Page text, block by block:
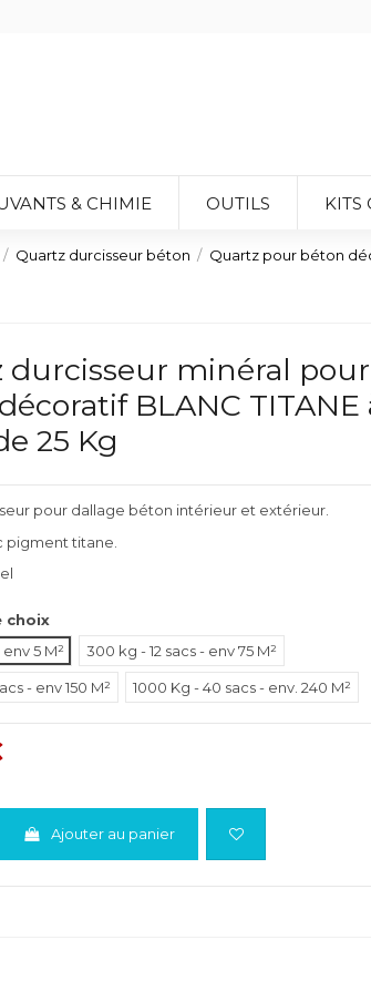
& CHIMIE OUTILS KITS
Quartz durcisseur béton
Quartz pour béton
durcisseur minéral pour
BLANC TITANE
25 Kg
pour dallage béton intérieur et extérieur.
pigment titane.
choix
env 5 M²
300 kg - 12 sacs - env 75 M²
- env 150 M² 1000 Kg - 40 sacs - env. 240 M²
Ajouter au panier